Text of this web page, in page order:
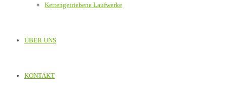
Kettengetriebene Laufwerke
ÜBER UNS
KONTAKT